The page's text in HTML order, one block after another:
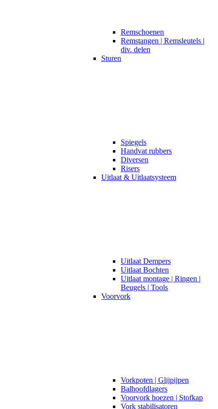
Remschoenen
Remstangen | Remsleutels |
div. delen
Sturen
Spiegels
Handvat rubbers
Diversen
Risers
Uitlaat & Uitlaatsysteem
Uitlaat Dempers
Uitlaat Bochten
Uitlaat montage | Ringen |
Beugels | Tools
Voorvork
Vorkpoten | Glijpijpen
Balhoofdlagers
Voorvork hoezen | Stofkap
Vork stabilisatoren